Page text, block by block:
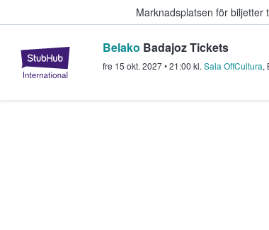
Marknadsplatsen för biljetter
StubHub – där fans
Belako Badajoz Tickets
fre 15 okt. 2027•21:00 kl. Sala OffCultura,